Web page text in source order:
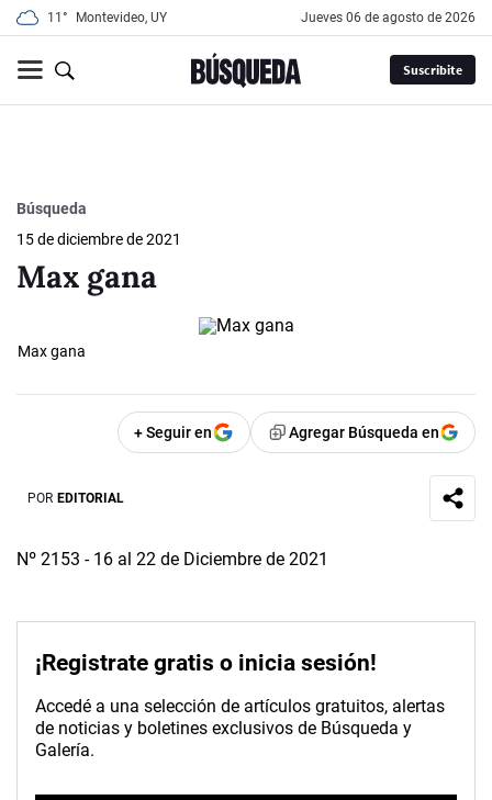
11° Montevideo, UY jueves 06 de agosto de 2026
Suscribite
Búsqueda
15 de diciembre de 2021
Max gana
Max gana
+ Seguir en Agregar Búsqueda en
POR EDITORIAL
Nº 2153 - 16 al 22 de Diciembre de 2021
¡Registrate gratis o inicia sesión!
Accedé a una selección de artículos gratuitos, alertas
de noticias y boletines exclusivos de Búsqueda y
Galería.